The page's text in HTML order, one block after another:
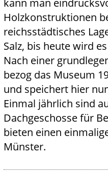
kann man
Holzkonstruktionen
reichsstädtisches
Salz, bis heute wird
Nach einer
bezog das Museum
und speichert hier
Einmal jährlich sind
Dachgeschosse für
bieten einen
Münster.